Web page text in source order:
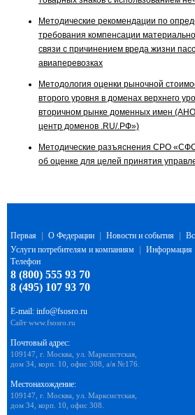
Методические рекомендации по
требования компенсации
связи с причинением вреда жизни
авиаперевозках
Методология оценки рыночной
второго уровня в доменах верхнего
вторичном рынке доменных имен
центр доменов .RU/.РФ»)
Методические разъяснения СРО
об оценке для целей принятия
Первая О Федерации Новости и события
Услуги потребителям и компаниям
Информация
Телефон
8 (800) 555 93 70
8 (495) 107 93 70
E-mail: info@fsosro.ru
Сайт www.fsosro.ru
Почтовый адрес:
109147, г. Москва, ул. Марксистская,
дом 34, корп. 10, офис 308, а/я №176.
Местонахождение:
109147, г. Москва, ул. Марксистская,
дом 34, корп. 10, офис 308.